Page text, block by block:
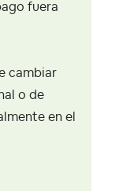
fuera
cambiar
o de
en el